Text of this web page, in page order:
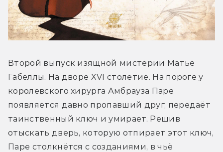
Второй выпуск изящной мистерии Матье
Габеллы. На дворе XVI столетие. На пороге у
королевского хирурга Амбрауза Паре
появляется давно пропавший друг, передаёт
таинственный ключ и умирает. Решив
отыскать дверь, которую отпирает этот ключ,
Паре столкнётся с созданиями, в чьё